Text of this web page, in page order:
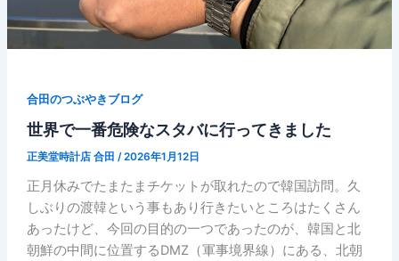
合田のつぶやきブログ
世界で一番危険なスタバに行ってきました
正美堂時計店 合田 /2026年1月12日
正月休みでたまたまチケットが取れたので韓国訪問。久
しぶりの渡韓という事もあり行きたいところはたくさん
あったけど、今回の目的の一つであったのが、韓国と北
朝鮮の中間に位置するDMZ（軍事境界線）にある、北朝